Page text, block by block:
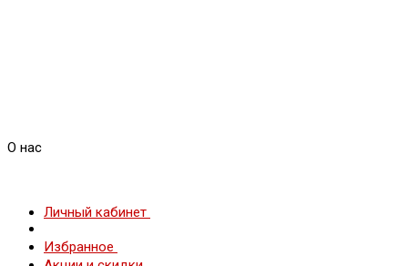
О нас
Личный кабинет
Избранное